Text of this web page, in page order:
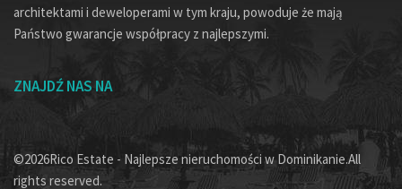
architektami i deweloperami w tym kraju, powoduje że mają
Państwo gwarancje współpracy z najlepszymi.
ZNAJDŹ NAS NA
©2026Rico Estate - Najlepsze nieruchomości w Dominikanie.All
rights reserved.